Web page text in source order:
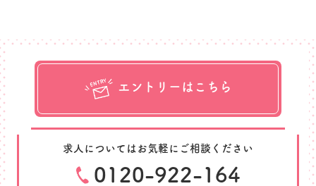
エントリーはこちら
求人についてはお気軽にご相談ください
0120-922-164